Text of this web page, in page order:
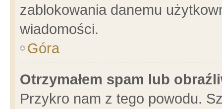
zablokowania danemu
wiadomości.
Góra
Otrzymałem spam lub
Przykro nam z tego powodu.